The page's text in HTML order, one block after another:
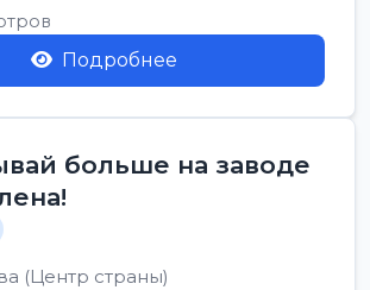
в Нетании дл...
Подробнее
больше на заводе
(Центр страны)